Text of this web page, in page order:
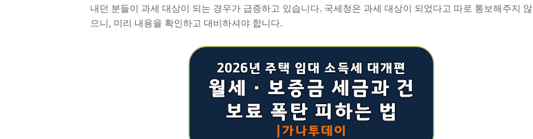
내던 분들이 과세 대상이 되는 경우가 급증하고 있습니다. 국세청은 과세 대상이 되었다고 따로 통보해주지 않
으니, 미리 내용을 확인하고 대비하셔야 합니다.